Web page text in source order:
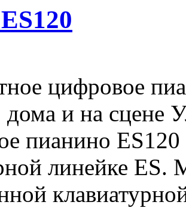
цифровое
и на сцене
пианино ES120
линейке ES.